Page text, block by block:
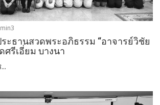
ระธานสวดพระอภิธรรม “อาจารย์วิชัย
รีเอี่ยม บางนา